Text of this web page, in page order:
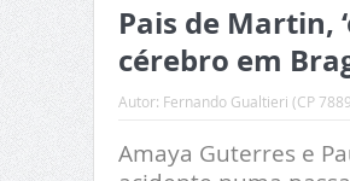
Pais de Martin,
cérebro em
Autor: Fernando Gualtieri (CP
Amaya Guterres e